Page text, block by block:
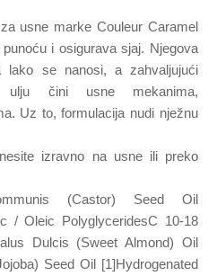
usne marke Couleur Caramel
i osigurava sjaj. Njegova
lako se nanosi, a zahvaljujući
ulju čini usne mekanima,
Uz to, formulacija nudi nježnu
izravno na usne ili preko
(Castor) Seed Oil
/ Oleic PolyglyceridesC 10-18
Dulcis (Sweet Almond) Oil
Seed Oil [1]Hydrogenated